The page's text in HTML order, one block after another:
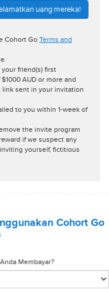
uang mereka!
Cohort Go Terms and
friend(s) first
AUD or more and
sent in your invitation
to you within 1-week of
the invite program
if we suspect any
yourself, fictitious
Cohort Go
Membayar?